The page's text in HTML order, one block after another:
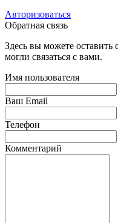
Авторизоваться
Обратная связь
Здесь вы можете
могли связаться с вами.
Имя пользователя
Ваш Email
Телефон
Комментарий